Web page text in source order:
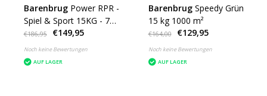
Barenbrug Power RPR -
Spiel & Sport 15KG - 750
m²
€186,95 €149,95
Noch keine Bewertungen
AUF LAGER
Barenbrug Speedy Grün
15 kg 1000 m²
€164,00 €129,95
Noch keine Bewertungen
AUF LAGER